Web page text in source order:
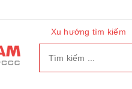
Xu hướng tìm kiếm